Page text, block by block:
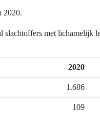
2020.
slachtoffers met lichamelijk
2020
1.686
109